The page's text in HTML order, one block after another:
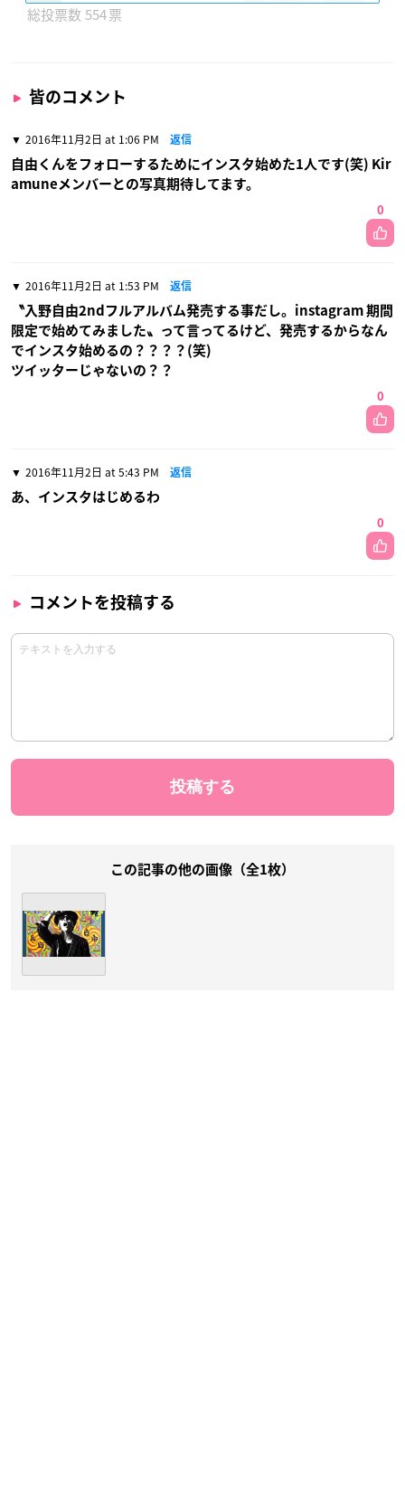
554
皆のコメント
2016年11月2日 at 1:06 PM 返信
自由くんをフォローするためにインスタ始めた1人です(笑) Kir
amuneメンバーとの写真期待してます。
0
2016年11月2日 at 1:53 PM 返信
〝入野自由2ndフルアルバム発売する事だし。instagram 期間
限定で始めてみました〟って言ってるけど、発売するからなん
でインスタ始めるの？？？？(笑)
ツイッターじゃないの？？
0
2016年11月2日 at 5:43 PM 返信
あ、インスタはじめるわ
0
コメントを投稿する
この記事の他の画像（全1枚）